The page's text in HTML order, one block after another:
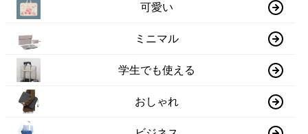
可愛い
ミニマル
学生でも使える
おしゃれ